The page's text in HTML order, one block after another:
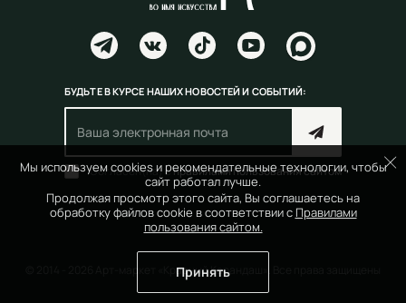
Мы используем cookies и рекомендательные технологии, чтобы
сайт работал лучше.
Продолжая просмотр этого сайта, Вы соглашаетесь на
обработку файлов cookie в соответствии с Правилами
пользования сайтом.
Принять
БУДЬТЕ В КУРСЕ НАШИХ НОВОСТЕЙ И СОБЫТИЙ:
Согласен(на) справилами пользования сайтом
© 2014 - 2026 Арт-маркет «Красный Карандаш». Все права защищены